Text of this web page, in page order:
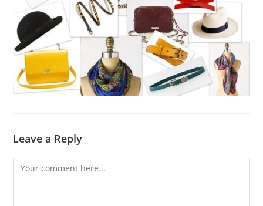
Leave a Reply
Comment